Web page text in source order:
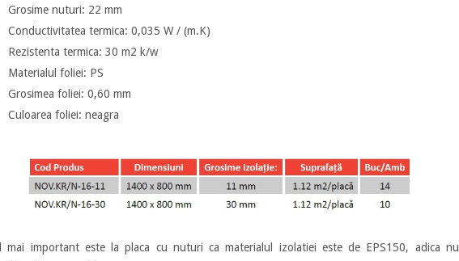
Grosime nuturi: 22 mm
Conductivitatea termica: 0,035 W / (m.K)
Rezistenta termica: 30 m2 k/w
Materialul foliei: PS
Grosimea foliei: 0,60 mm
Culoarea foliei: neagra
mai important este la placa cu nuturi ca materialul izolatiei este de EPS150, adica nu